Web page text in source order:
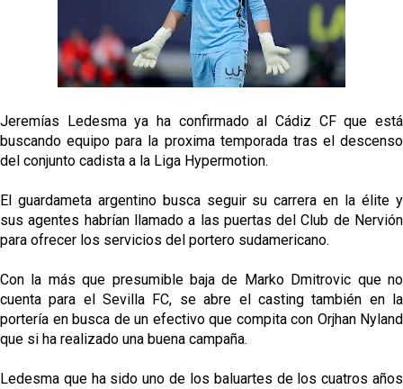
Oso es el siguiente en la lista para salir
Banquillos confirmados: así queda la cantera del
Sevilla Femenino para la 2026/27
Celta y Rayo agitan el mercado de La Liga
Previa | El Sevilla FC cierra la pretemporada con el
exigente choque ante el Bayer Leverkusen
Jeremías Ledesma ya ha confirmado al Cádiz CF que está
buscando equipo para la proxima temporada tras el descenso
del conjunto cadista a la Liga Hypermotion.
El guardameta argentino busca seguir su carrera en la élite y
sus agentes habrían llamado a las puertas del Club de Nervión
para ofrecer los servicios del portero sudamericano.
Con la más que presumible baja de Marko Dmitrovic que no
cuenta para el Sevilla FC, se abre el casting también en la
portería en busca de un efectivo que compita con Orjhan Nyland
que si ha realizado una buena campaña.
Ledesma que ha sido uno de los baluartes de los cuatros años